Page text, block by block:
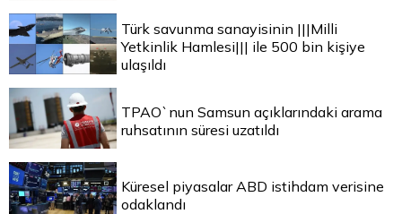
Türk savunma sanayisinin |||Milli
Yetkinlik Hamlesi||| ile 500 bin kişiye
ulaşıldı
TPAO`nun Samsun açıklarındaki arama
ruhsatının süresi uzatıldı
Küresel piyasalar ABD istihdam verisine
odaklandı